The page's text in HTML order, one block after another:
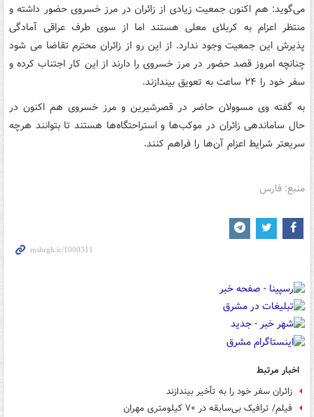
می‌گوید: هم اکنون جمعیت زیادی از زائران در مرز خسروی حضور داشته و
منتظر اعزام به کربلای معلی هستند اما از سوی طرف عراقی آمادگی
پذیرش این جمعیت وجود ندارد. از این رو از زائران محترم تقاضا می شود
چنانچه امروز قصد حضور در مرز خسروی را دارند از این کار اجتناب کرده و
سفر خود را ۲۴ ساعت به تعویق بیندازند.
به گفته وی مسوولان حاضر در قصرشیرین و مرز خسروی هم اکنون در
حال ساماندهی زائران در موکب‌ها و استراحتگاه‌ها هستند تا بتوانند هرچه
سریعتر شرایط اعزام آن‌ها را فراهم کنند.
منبع: فارس
اخبار مرتبط
زائران سفر خود را به تأخیر بیندازند
فیلم/ ترافیک بی‌سابقه در ۷۰ کیلومتری مهران